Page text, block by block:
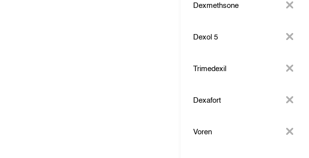
Dexmethsone
Dexol 5
Trimedexil
Dexafort
Voren